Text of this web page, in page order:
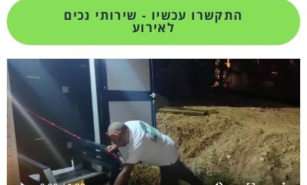
התקשרו עכשיו - שירותי נכים
לאירוע